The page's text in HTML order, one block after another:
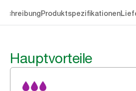
Produktspezifikationen
Hauptvorteile